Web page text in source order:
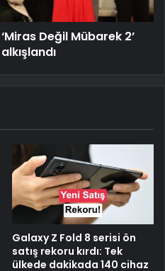
Değil Mübarek 2’
Galaxy Z Fold 8 serisi ön
satış rekoru kırdı: Tek
ülkede dakikada 140 cihaz